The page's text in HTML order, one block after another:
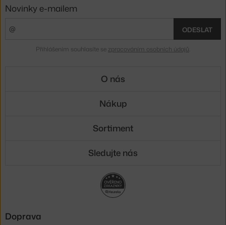
Novinky e-mailem
ODESLAT
Přihlášením souhlasíte se zpracováním osobních údajů
O nás
Nákup
Sortiment
Sledujte nás
Doprava